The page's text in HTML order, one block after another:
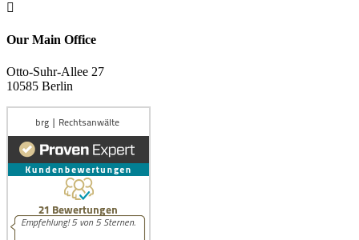

Our Main Office
Otto-Suhr-Allee 27
10585 Berlin